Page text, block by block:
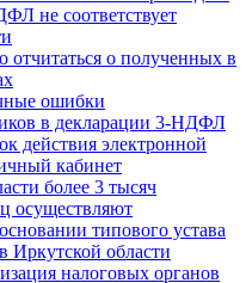
не соответствует
отчитаться о полученных в
ошибки
в декларации 3-НДФЛ
действия электронной
кабинет
более 3 тысяч
осуществляют
типового устава
Иркутской области
налоговых органов